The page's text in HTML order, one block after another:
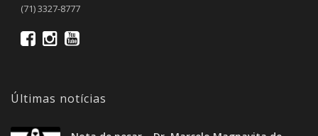
(71) 3327-8777
Últimas notícias